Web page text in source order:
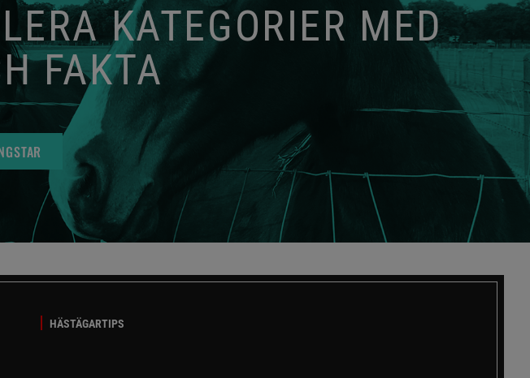
KATEGORIER MED
FAKTA
HÄSTÄGARTIPS